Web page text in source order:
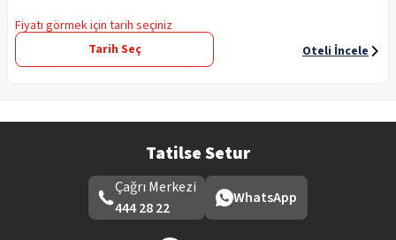
Fiyatı görmek için tarih seçiniz
Tarih Seç
Oteli İncele
Tatilse Setur
Çağrı Merkezi
444 28 22
WhatsApp